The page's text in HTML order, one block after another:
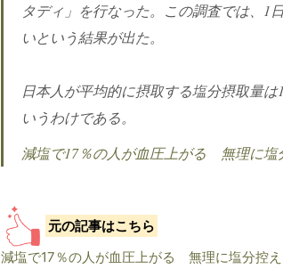
タディ」を行なった。この調査では、1
いという結果が出た。
日本人が平均的に摂取する塩分摂取量
いうわけである。
減塩で17％の人が血圧上がる 無理に塩
元の記事はこちら
減塩で17％の人が血圧上がる 無理に塩分控え